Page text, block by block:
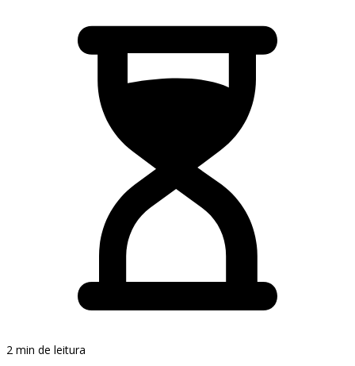
2 min de leitura